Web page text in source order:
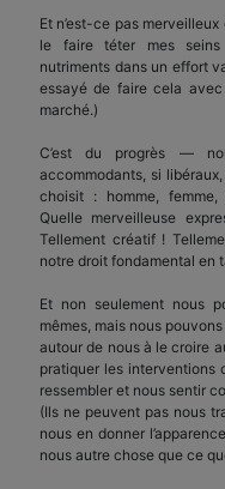
Et n’est-ce pas
le faire téter mes seins
nutriments dans un effort
essayé de faire cela
marché.)
C’est du progrès —
accommodants, si
choisit : homme,
Quelle merveilleuse
Tellement créatif !
notre droit fondamental en
Et non seulement nous
mêmes, mais nous
autour de nous à le croire
pratiquer les interventions
ressembler et nous sentir
(Ils ne peuvent pas nous
nous en donner
nous autre chose que ce